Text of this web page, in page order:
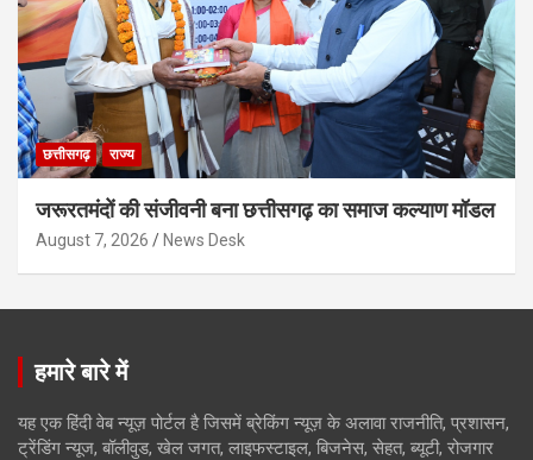
छत्तीसगढ़ राज्य
जरूरतमंदों की संजीवनी बना छत्तीसगढ़ का समाज कल्याण मॉडल
August 7, 2026 News Desk
हमारे बारे में
यह एक हिंदी वेब न्यूज़ पोर्टल है जिसमें ब्रेकिंग न्यूज़ के अलावा राजनीति, प्रशासन,
ट्रेंडिंग न्यूज, बॉलीवुड, खेल जगत, लाइफस्टाइल, बिजनेस, सेहत, ब्यूटी, रोजगार